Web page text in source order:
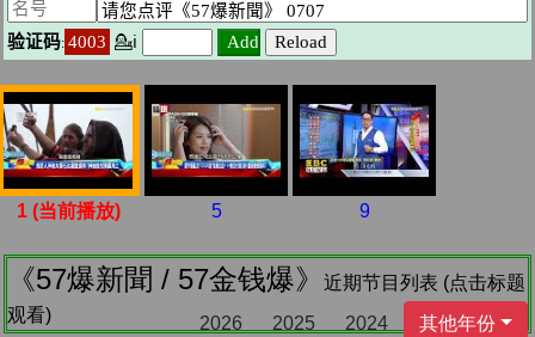
1 (当前播放) 5 9
《57爆新聞 / 57金钱爆》
近期节目列表 (点击标题
观看)
2026 2025 2024
其他年份